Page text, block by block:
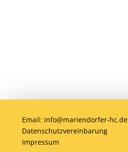
Email: info@mariendorfer-hc.de
Datenschutzvereinbarung
Impressum